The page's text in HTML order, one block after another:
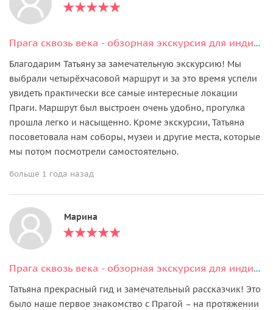
Прага сквозь века - обзорная экскурсия для индивидуалов
Благодарим Татьяну за замечательную экскурсию! Мы
выбрали четырёхчасовой маршрут и за это время успели
увидеть практически все самые интересные локации
Праги. Маршрут был выстроен очень удобно, прогулка
прошла легко и насыщенно. Кроме экскурсии, Татьяна
посоветовала нам соборы, музеи и другие места, которые
мы потом посмотрели самостоятельно.
больше 1 года назад
Марина
Прага сквозь века - обзорная экскурсия для индивидуалов
Татьяна прекрасный гид и замечательный рассказчик! Это
было наше первое знакомство с Прагой – на протяжении